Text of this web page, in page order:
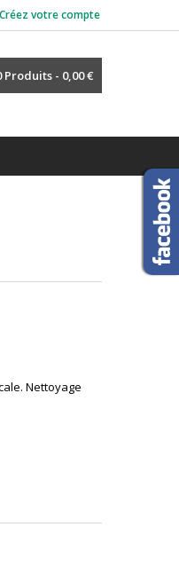
Créez votre compte
Produits - 0,00 €
Nettoyage